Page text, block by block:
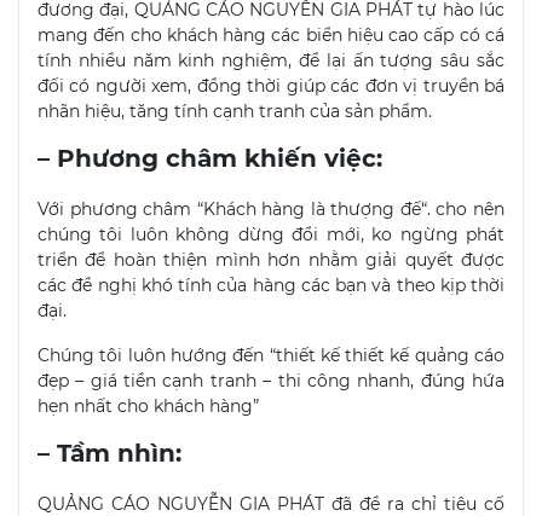
đương đại, QUẢNG CÁO NGUYỄN GIA PHÁT tự hào lúc
mang đến cho khách hàng các biển hiệu cao cấp có cá
tính nhiều năm kinh nghiệm, để lại ấn tượng sâu sắc
đối có người xem, đồng thời giúp các đơn vị truyền bá
nhãn hiệu, tăng tính cạnh tranh của sản phẩm.
– Phương châm khiến việc:
Với phương châm “Khách hàng là thượng đế“. cho nên
chúng tôi luôn không dừng đổi mới, ko ngừng phát
triển để hoàn thiện mình hơn nhằm giải quyết được
các đề nghị khó tính của hàng các bạn và theo kịp thời
đại.
Chúng tôi luôn hướng đến “thiết kế thiết kế quảng cáo
đẹp – giá tiền cạnh tranh – thi công nhanh, đúng hứa
hẹn nhất cho khách hàng”
– Tầm nhìn:
QUẢNG CÁO NGUYỄN GIA PHÁT đã đề ra chỉ tiêu cố